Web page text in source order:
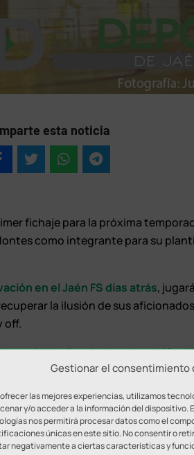
Gestionar el consentimiento
las mejores experiencias, utilizamos
y/o acceder a la información del dispositivo.
nos permitirá procesar datos como el
únicas en este sitio. No consentir o
negativamente a ciertas características y
esta noticia
fichaje para la próxima
como integrante para su
en el Jaén FS días atrás,
la ilusión de sus
off.
en el Jaén Paraíso Interior y Viña
en el que poco a poco ha ido
con este nuevo proyecto:
esfuerzo realizado por la directiva.